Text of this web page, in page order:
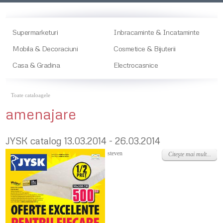
Supermarketuri
Inbracaminte & Incataminte
Mobila & Decoraciuni
Cosmetice & Bijuterii
Casa & Gradina
Electrocasnice
Toate cataloagele
amenajare
JYSK catalog 13.03.2014 - 26.03.2014
Joi, 13 Martie 2014
steven Citeşte mai mult...